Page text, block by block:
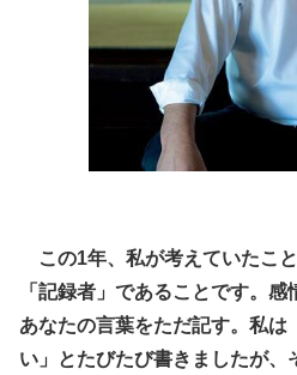
この1年、私が考えていたこと
「記録者」であることです。
あなたの言葉をただ記す。私は
い」とたびたび書きましたが、